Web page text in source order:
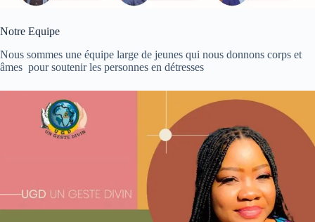
Notre Equipe
Nous sommes une équipe large de jeunes qui nous donnons corps et
âmes pour soutenir les personnes en détresses